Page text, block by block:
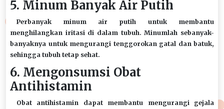
5. Minum Banyak Air Putih
Perbanyak minum air putih untuk membantu
menghilangkan iritasi di dalam tubuh. Minumlah sebanyak-
banyaknya untuk mengurangi tenggorokan gatal dan batuk,
sehingga tubuh tetap sehat.
6. Mengonsumsi Obat
Antihistamin
Obat antihistamin dapat membantu mengurangi gejala